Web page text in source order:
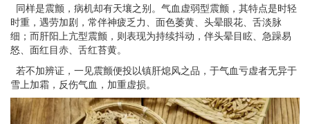
同样是震颤，病机却有天壤之别。气血虚弱型震颤，其特点是时轻
时重，遇劳加剧，常伴神疲乏力、面色萎黄、头晕眼花、舌淡脉
细；而肝阳上亢型震颤，则表现为持续抖动，伴头晕目眩、急躁易
怒、面红目赤、舌红苔黄。
若不加辨证，一见震颤便投以镇肝熄风之品，于气血亏虚者无异于
雪上加霜，反伤气血，加重虚损。